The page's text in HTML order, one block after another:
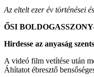
Az eltelt ezer év történései
ŐSI
Hirdesse az anyaság
A videó film vetítése után
Áhítatot ébresztő